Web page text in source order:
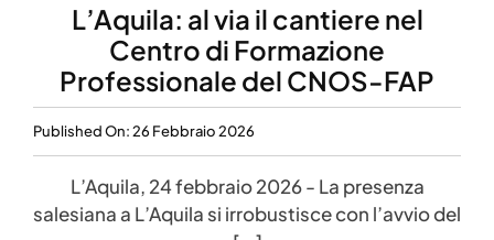
L’Aquila: al via il cantiere nel
Centro di Formazione
Professionale del CNOS-FAP
Published On: 26 Febbraio 2026
L’Aquila, 24 febbraio 2026 - La presenza
salesiana a L’Aquila si irrobustisce con l’avvio del